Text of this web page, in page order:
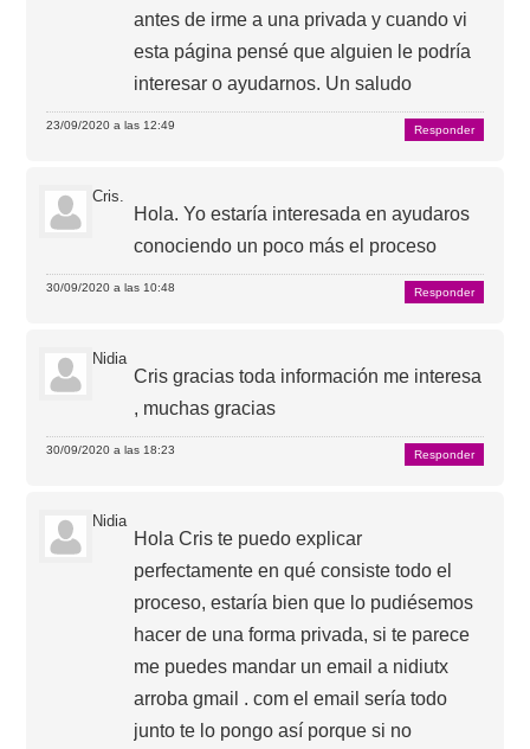
antes de irme a una privada y cuando vi
esta página pensé que alguien le podría
interesar o ayudarnos. Un saludo
23/09/2020 a las 12:49 Responder
Cris.
Hola. Yo estaría interesada en ayudaros
conociendo un poco más el proceso
30/09/2020 a las 10:48 Responder
Nidia
Cris gracias toda información me interesa
, muchas gracias
30/09/2020 a las 18:23 Responder
Nidia
Hola Cris te puedo explicar
perfectamente en qué consiste todo el
proceso, estaría bien que lo pudiésemos
hacer de una forma privada, si te parece
me puedes mandar un email a nidiutx
arroba gmail . com el email sería todo
junto te lo pongo así porque si no